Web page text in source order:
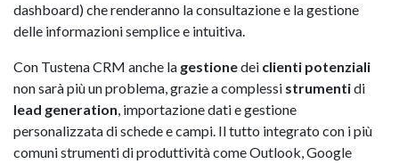
dashboard) che renderanno la consultazione e la gestione
delle informazioni semplice e intuitiva.
Con Tustena CRM anche la gestionedei clienti potenziali
non sarà più un problema, grazie a complessi strumentidi
lead generation, importazione dati e gestione
personalizzata di schede e campi. Il tutto integrato con i più
comuni strumenti di produttività come Outlook, Google